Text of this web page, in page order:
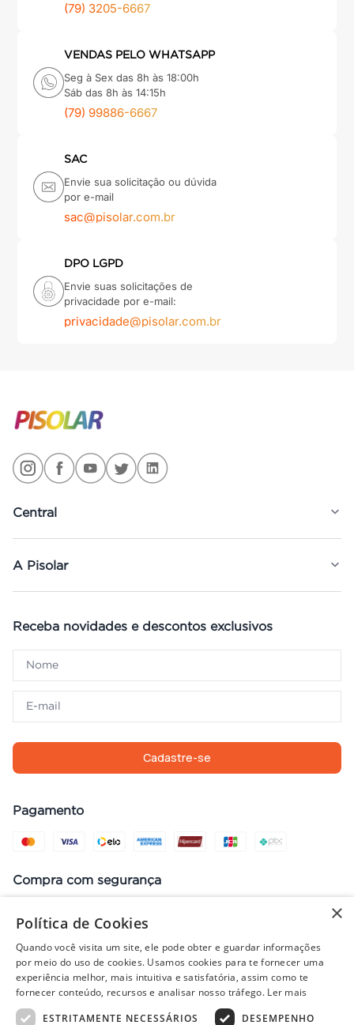
(79) 3205-6667
VENDAS PELO WHATSAPP
Seg à Sex das 8h às 18:00h
Sáb das 8h às 14:15h
(79) 99886-6667
SAC
Envie sua solicitação ou dúvida
por e-mail
sac@pisolar.com.br
DPO LGPD
Envie suas solicitações de
privacidade por e-mail:
privacidade@pisolar.com.br
Central
A Pisolar
Receba novidades e descontos exclusivos
Cadastre-se
Pagamento
Compra com segurança
Preços, promoções, condições de pagamento e frete válidos apenas
para compras no site. Em caso de divergência, prevalece o valor do
carrinho no fechamento do pedido. Vendas sujeitas à análise e
×
Política de Cookies
Quando você visita um site, ele pode obter e guardar informações
por meio do uso de cookies. Usamos cookies para te fornecer uma
experiência melhor, mais intuitiva e satisfatória, assim como te
fornecer conteúdo, recursos e analisar nosso tráfego. Ler mais
ESTRITAMENTE NECESSÁRIOS
DESEMPENHO